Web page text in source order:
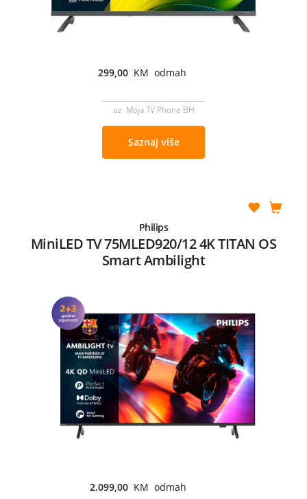
299,00 KM odmah
uz Moja TV Phone BH
Saznaj više
Philips
MiniLED TV 75MLED920/12 4K TITAN OS
Smart Ambilight
2.099,00 KM odmah